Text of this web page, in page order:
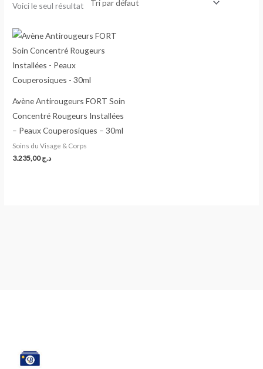
Voici le seul résultat
Avène Antirougeurs FORT Soin
Concentré Rougeurs Installées
– Peaux Couperosiques – 30ml
Soins du Visage & Corps
د.ج3.235,00